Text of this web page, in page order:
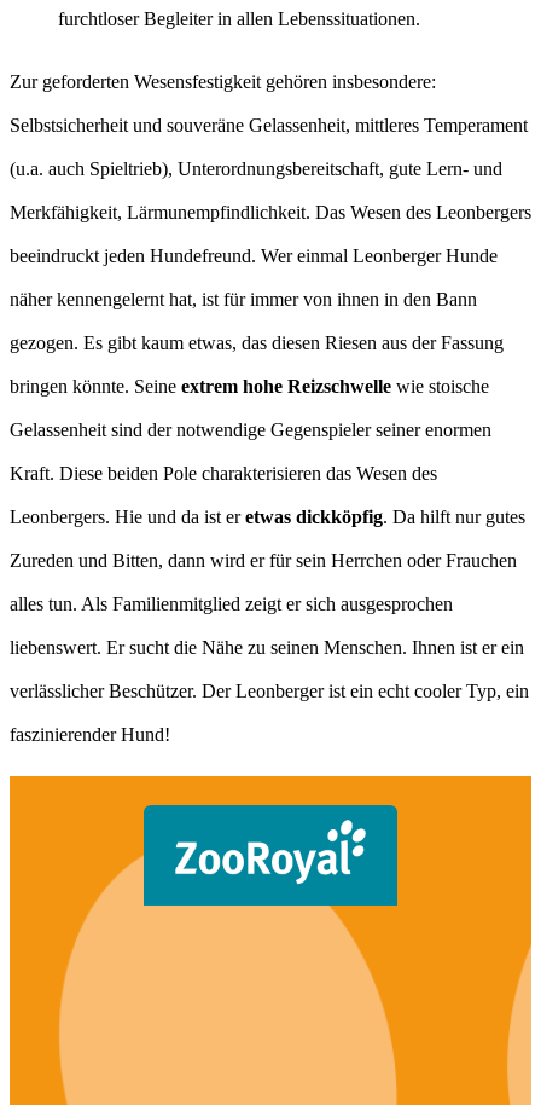
furchtloser Begleiter in allen Lebenssituationen.
Zur geforderten Wesensfestigkeit gehören insbesondere:
Selbstsicherheit und souveräne Gelassenheit, mittleres Temperament
(u.a. auch Spieltrieb), Unterordnungsbereitschaft, gute Lern- und
Merkfähigkeit, Lärmunempfindlichkeit. Das Wesen des Leonbergers
beeindruckt jeden Hundefreund. Wer einmal Leonberger Hunde
näher kennengelernt hat, ist für immer von ihnen in den Bann
gezogen. Es gibt kaum etwas, das diesen Riesen aus der Fassung
bringen könnte. Seine extrem hohe Reizschwelle wie stoische
Gelassenheit sind der notwendige Gegenspieler seiner enormen
Kraft. Diese beiden Pole charakterisieren das Wesen des
Leonbergers. Hie und da ist eretwas dickköpfig. Da hilft nur gutes
Zureden und Bitten, dann wird er für sein Herrchen oder Frauchen
alles tun. Als Familienmitglied zeigt er sich ausgesprochen
liebenswert. Er sucht die Nähe zu seinen Menschen. Ihnen ist er ein
verlässlicher Beschützer. Der Leonberger ist ein echt cooler Typ, ein
faszinierender Hund!